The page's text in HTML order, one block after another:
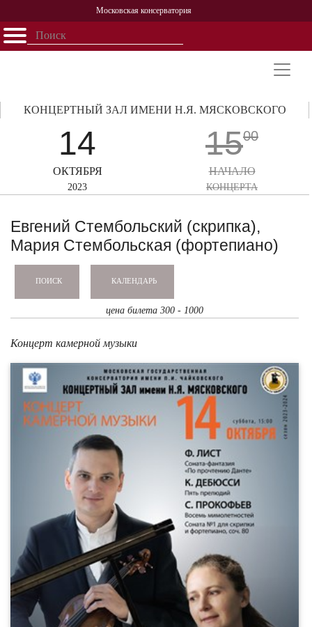
Московская консерватория
Открыть - закрыть
Персоналии
История
14
ОКТЯБРЯ
2023
КОНЦЕРТНЫЙ ЗАЛ ИМЕНИ Н.Я. МЯСКОВСКОГО
1500
НАЧАЛО
КОНЦЕРТА
Евгений Стембольский (скрипка),
Мария Стембольская (фортепиано)
ПОИСК КАЛЕНДАРЬ
цена билета 300 - 1000
Концерт камерной музыки